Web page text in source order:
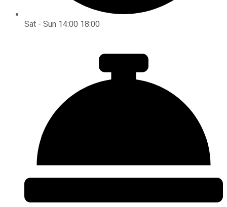
Sat - Sun 14:00 18:00